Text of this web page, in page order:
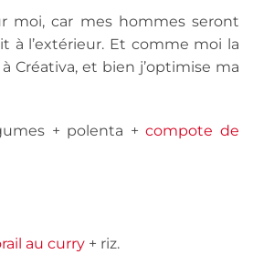
moi, car mes hommes seront
à l’extérieur. Et comme moi la
Créativa, et bien j’optimise ma
+ polenta +compote de
au curry + riz.